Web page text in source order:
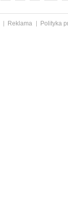
Reklama
Polityka